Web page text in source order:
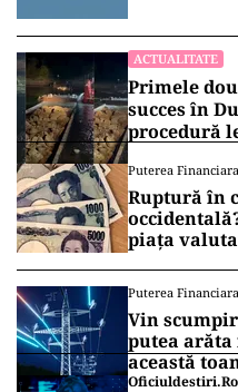
ACTUALITATE
Primele
succes în
procedură
Puterea Financiara
Ruptură în
piața
Puterea Financiara
Vin
putea
această
Oficiuldestiri.ro